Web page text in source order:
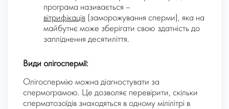
програма називається –
вітрифікація (заморожування сперми), яка на
майбутнє може зберігати свою здатність до
запліднення десятиліття.
Види олігоспермії:
Олігоспермію можна діагностувати за
спермограмою. Це дозволяє перевірити, скільки
сперматозоїдів знаходяться в одному мілілітрі в